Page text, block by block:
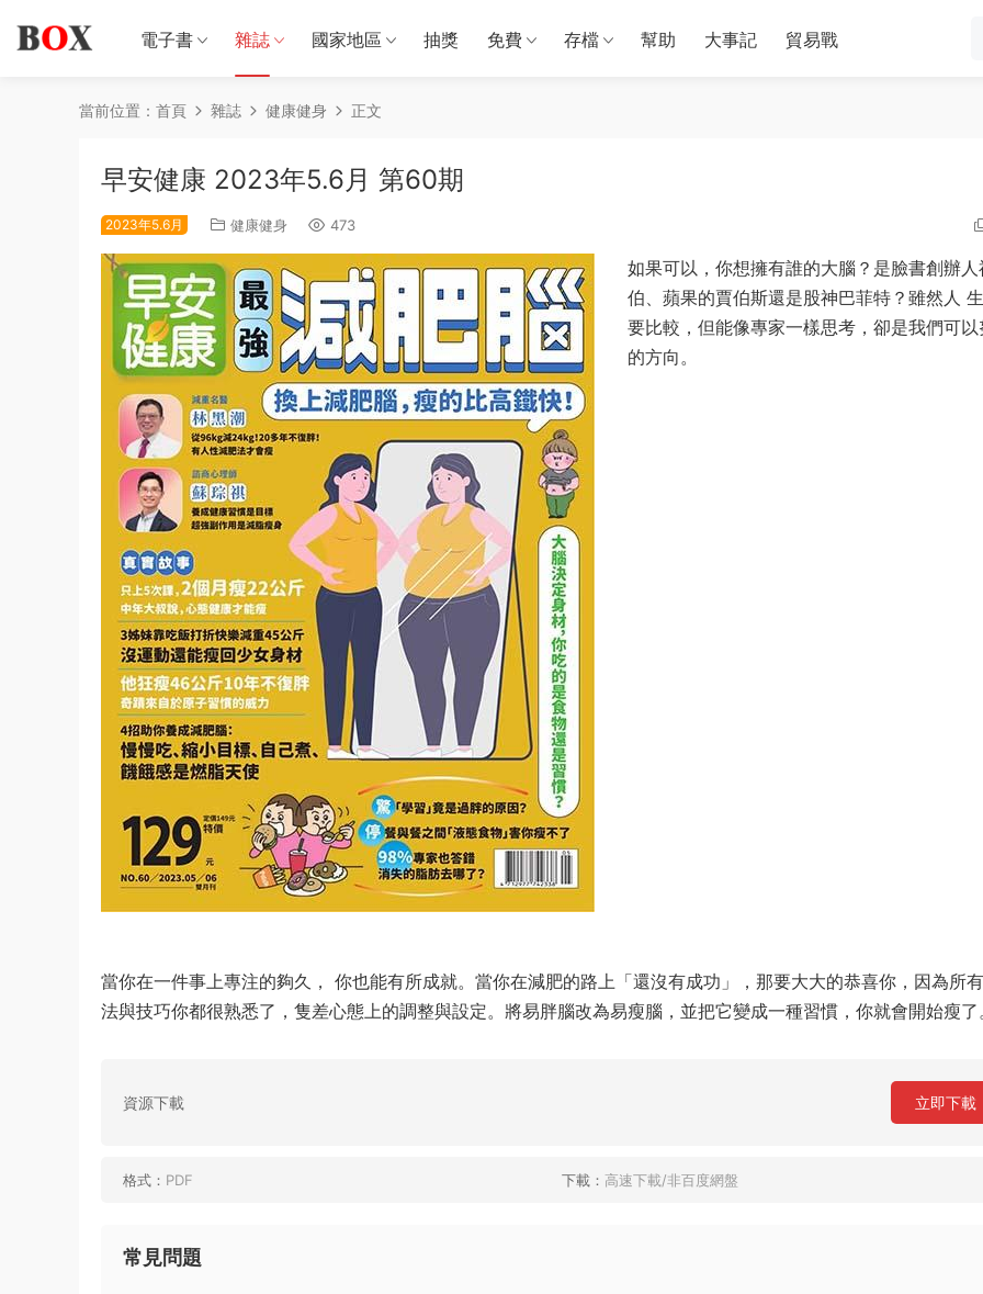
電子書 雜誌 國家地區 抽獎 免費 存檔 幫助 大事記 貿易戰
當前位置： 首頁 雜誌 健康健身 正文
早安健康 2023年5.6月 第60期
2023年5.6月 健康健身 473
如果可以，你想擁有誰的大腦？是臉書創辦人
伯、蘋果的賈伯斯還是股神巴菲特？雖然人
要比較，但能像專家一樣思考，卻是我們可以
的方向。
當你在一件事上專注的夠久， 你也能有所成就。當你在減肥的路上「還沒有成功」，那要大大的恭喜你，因為所
法與技巧你都很熟悉了，隻差心態上的調整與設定。將易胖腦改為易瘦腦，並把它變成一種習慣，你就會開始瘦了
資源下載 立即下載
格式： PDF 下載： 高速下載/非百度網盤
常見問題